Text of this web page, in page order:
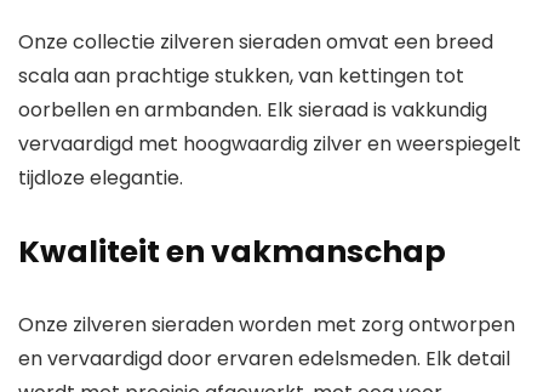
Onze collectie zilveren sieraden omvat een breed
scala aan prachtige stukken, van kettingen tot
oorbellen en armbanden. Elk sieraad is vakkundig
vervaardigd met hoogwaardig zilver en weerspiegelt
tijdloze elegantie.
Kwaliteit en vakmanschap
Onze zilveren sieraden worden met zorg ontworpen
en vervaardigd door ervaren edelsmeden. Elk detail